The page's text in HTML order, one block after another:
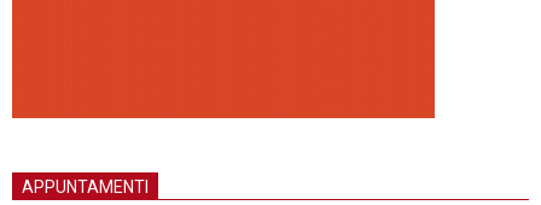
APPUNTAMENTI